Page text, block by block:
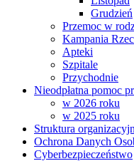
Grudzień
Przemoc w
Kampania
Apteki
Szpitale
Przychodnie
Nieodpłatna pomoc
w 2026 roku
w 2025 roku
Struktura
Ochrona Danych
Cyberbezpieczeństwo